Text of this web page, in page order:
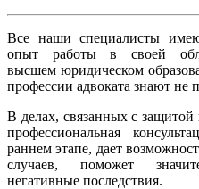
Все наши специалисты
опыт работы в своей
высшем юридическом
профессии адвоката знают не
В делах, связанных с защитой
профессиональная
раннем этапе, дает
случаев, поможет
негативные последствия.